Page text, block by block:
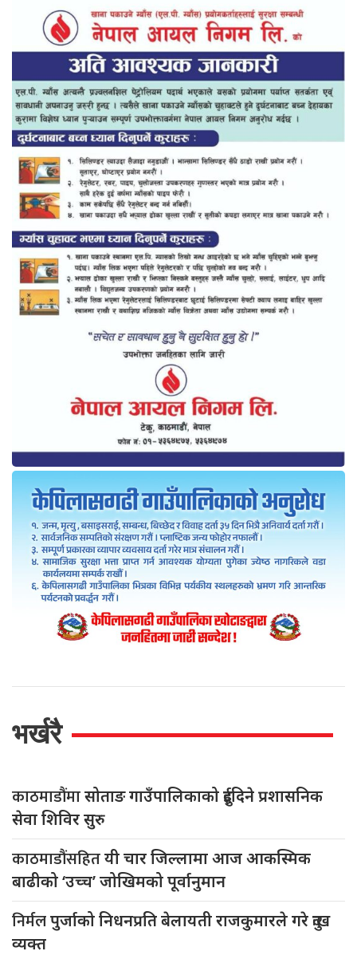
भर्खरै
काठमाडौंमासोताङ गाउँपालिकाको दुईदिने प्रशासनिक
सेवा शिविर सुरु
काठमाडौंसहितयी चार जिल्लामा आज आकस्मिक
बाढीको ‘उच्च’ जोखिमको पूर्वानुमान
निर्मलपुर्जाको निधनप्रति बेलायती राजकुमारले गरे दुःख
व्यक्त